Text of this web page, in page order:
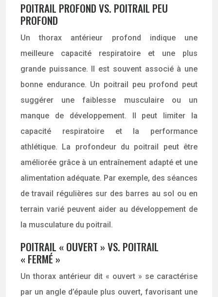
POITRAIL PROFOND VS. POITRAIL PEU
PROFOND
Un thorax antérieur profond indique une
meilleure capacité respiratoire et une plus
grande puissance. Il est souvent associé à une
bonne endurance. Un poitrail peu profond peut
suggérer une faiblesse musculaire ou un
manque de développement. Il peut limiter la
capacité respiratoire et la performance
athlétique. La profondeur du poitrail peut être
améliorée grâce à un entraînement adapté et une
alimentation adéquate. Par exemple, des séances
de travail régulières sur des barres au sol ou en
terrain varié peuvent aider au développement de
la musculature du poitrail.
POITRAIL « OUVERT » VS. POITRAIL
« FERMÉ »
Un thorax antérieur dit « ouvert » se caractérise
par un angle d’épaule plus ouvert, favorisant une